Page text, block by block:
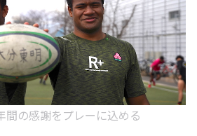
間の感謝をプレーに込める